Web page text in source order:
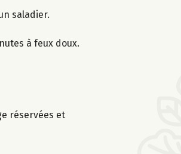
saladier.
à feux doux.
réservées et